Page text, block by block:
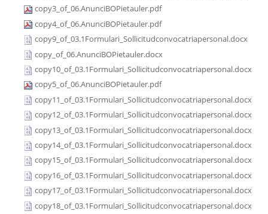
copy3_of_06.AnunciBOPietauler.pdf
copy4_of_06.AnunciBOPietauler.pdf
copy9_of_03.1Formulari_Sollicitudconvocatriapersonal.docx
copy_of_06.AnunciBOPietauler.docx
copy10_of_03.1Formulari_Sollicitudconvocatriapersonal.docx
copy5_of_06.AnunciBOPietauler.pdf
copy11_of_03.1Formulari_Sollicitudconvocatriapersonal.docx
copy12_of_03.1Formulari_Sollicitudconvocatriapersonal.docx
copy13_of_03.1Formulari_Sollicitudconvocatriapersonal.docx
copy14_of_03.1Formulari_Sollicitudconvocatriapersonal.docx
copy15_of_03.1Formulari_Sollicitudconvocatriapersonal.docx
copy16_of_03.1Formulari_Sollicitudconvocatriapersonal.docx
copy17_of_03.1Formulari_Sollicitudconvocatriapersonal.docx
copy18_of_03.1Formulari_Sollicitudconvocatriapersonal.docx